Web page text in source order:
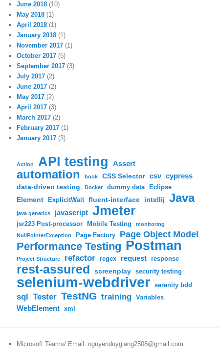
June 2018 (10)
May 2018 (1)
April 2018 (1)
January 2018 (1)
November 2017 (1)
October 2017 (5)
September 2017 (3)
July 2017 (2)
June 2017 (2)
May 2017 (2)
April 2017 (3)
March 2017 (2)
February 2017 (1)
January 2017 (3)
Action API testing Assert
automation book CSS Selector csv cypress
data-driven testing Docker dummy data Eclipse
Element ExplicitWait fluent-interface intellij Java
java generics javascript Jmeter
jsr223 Post-processor Mobile Testing
monitoring
NullPointerException
Page Factory Page Object Model
Performance Testing Postman
Project Structure refactor regex request response
rest-assured screenplay security testing
selenium-webdriver serenity bdd
sql Tester TestNG training Variables
WebElement xml
Microsoft Teams/ Email: nguyenduygiang2508@gmail.com